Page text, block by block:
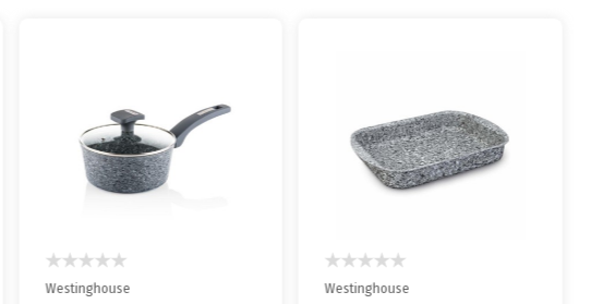
Westinghouse Westinghouse